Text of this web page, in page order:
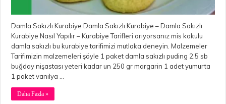
Damla Sakızlı Kurabiye Damla Sakızlı Kurabiye – Damla Sakızlı
Kurabiye Nasıl Yapılır – Kurabiye Tarifleri arıyorsanız mis kokulu
damla sakızlı bu kurabiye tarifimizi mutlaka deneyin. Malzemeler
Tarifimizin malzemeleri şöyle 1 paket damla sakızlı puding 2.5 sb
buğday nişastası yeteri kadar un 250 gr margarin 1 adet yumurta
1 paket vanilya …
Daha Fazla »